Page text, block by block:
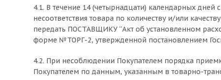
4.1. В течение 14 (четырнадцати) календарных дней
несоответствия товара по количеству и/или
передать ПОСТАВЩИКУ “Акт об установленном
форме №ТОРГ-2, утвержденной постановлением
4.2. При несоблюдении Покупателем порядка
Покупателем по данным, указанным в товарно-